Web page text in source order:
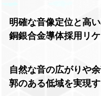
明確な音像定位と高
銅銀合金導体採用リ
自然な音の広がりや
郭のある低域を実現